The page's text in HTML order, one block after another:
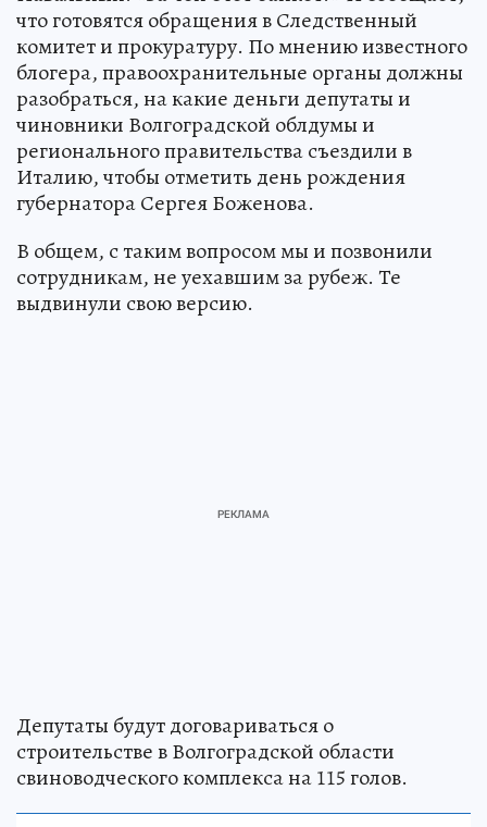
что готовятся обращения в Следственный
комитет и прокуратуру. По мнению известного
блогера, правоохранительные органы должны
разобраться, на какие деньги депутаты и
чиновники Волгоградской облдумы и
регионального правительства съездили в
Италию, чтобы отметить день рождения
губернатора Сергея Боженова.
В общем, с таким вопросом мы и позвонили
сотрудникам, не уехавшим за рубеж. Те
выдвинули свою версию.
Депутаты будут договариваться о
строительстве в Волгоградской области
свиноводческого комплекса на 115 голов.